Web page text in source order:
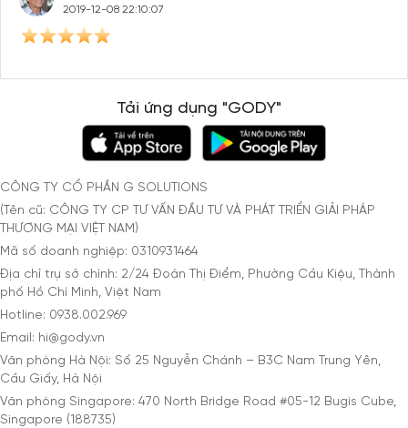
2019-12-08 22:10:07
Tải ứng dụng "GODY"
CÔNG TY CỔ PHẦN G SOLUTIONS
(Tên cũ: CÔNG TY CP TƯ VẤN ĐẦU TƯ VÀ PHÁT TRIỂN GIẢI PHÁP
THƯƠNG MẠI VIỆT NAM)
Mã số doanh nghiệp: 0310931464
Địa chỉ trụ sở chính: 2/24 Đoàn Thị Điểm, Phường Cầu Kiệu, Thành
phố Hồ Chí Minh, Việt Nam
Hotline: 0938.002.969
Email: hi@gody.vn
Văn phòng Hà Nội: Số 25 Nguyễn Chánh – B3C Nam Trung Yên,
Cầu Giấy, Hà Nội
Văn phòng Singapore: 470 North Bridge Road #05-12 Bugis Cube,
Singapore (188735)